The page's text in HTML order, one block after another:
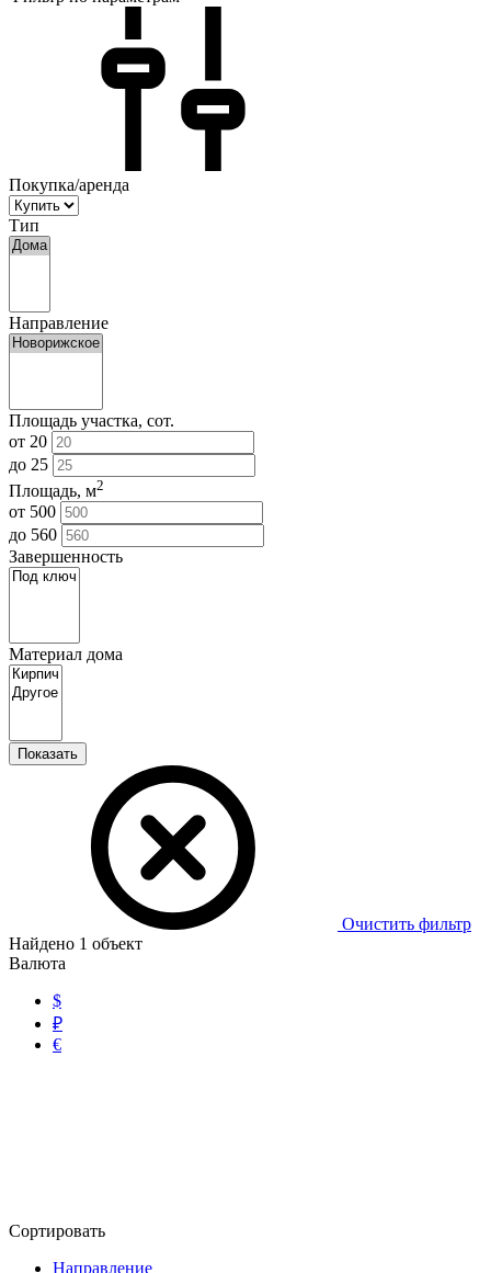
Покупка/аренда
Тип
Направление
Площадь участка, сот.
от 20
до 25
Площадь, м2
от 500
до 560
Завершенность
Материал дома
Показать
Очистить фильтр
Найдено 1 объект
Валюта
$
₽
€
Сортировать
Направление